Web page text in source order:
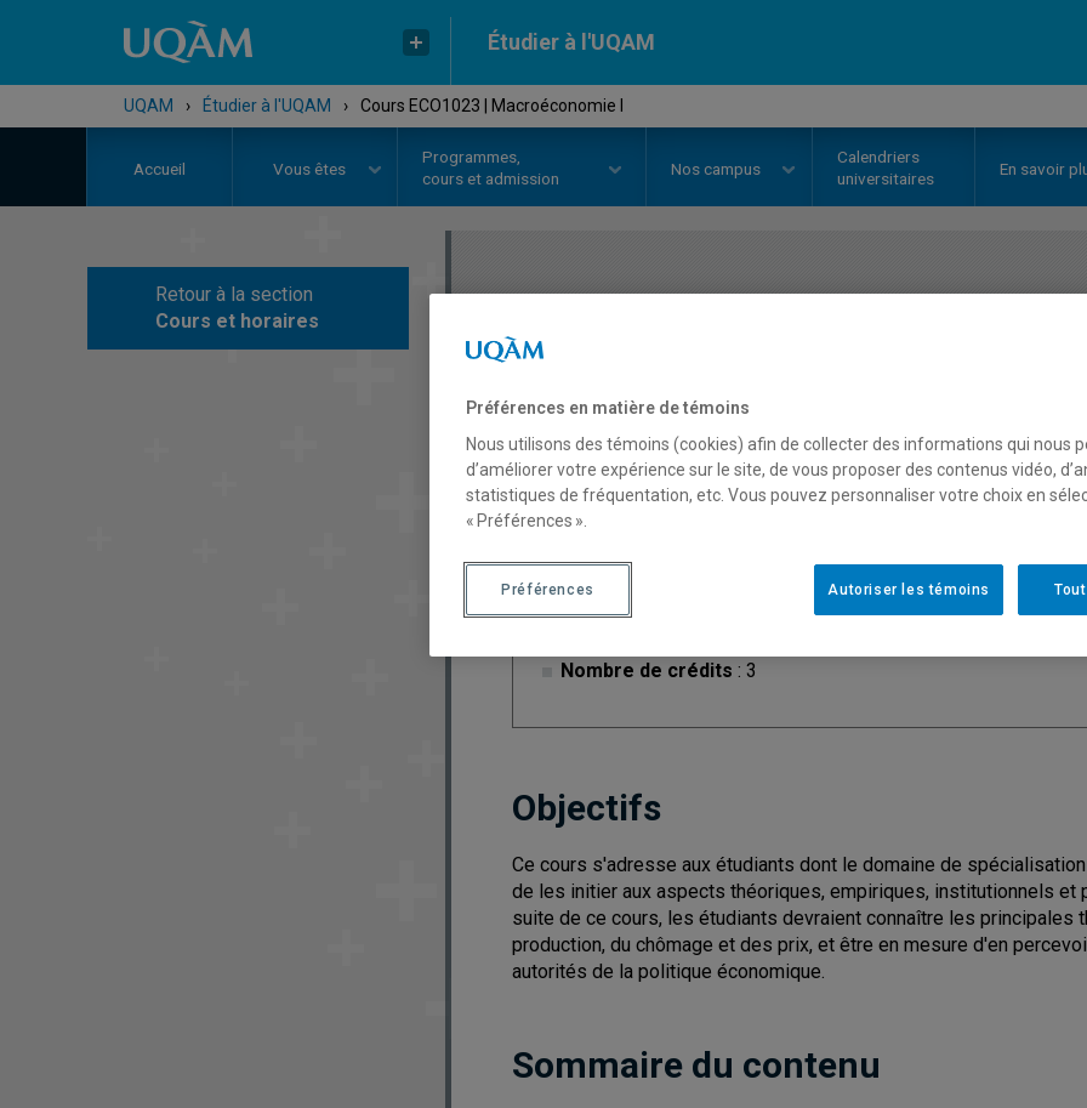
Étudier à l'UQAM
UQAM › Étudier à l'UQAM › Cours ECO1023 | Macroéconomie I
Accueil Vous êtes
Programmes,
cours et admission
Nos campus
Calendriers
universitaires
En savoir
Retour à la section
Cours et horaires
Description
Cycle
Type de cours
Nombre de crédits : 3
Objectifs
Ce cours s'adresse aux étudiants dont le domaine de
de les initier aux aspects théoriques, empiriques, institutionnels et
suite de ce cours, les étudiants devraient connaître les
production, du chômage et des prix, et être en mesure d'en
autorités de la politique économique.
Sommaire du contenu
Préférences en matière de témoins
Nous utilisons des témoins (cookies) afin de collecter des informations qui nous
d’améliorer votre expérience sur le site, de vous proposer des contenus vidéo,
statistiques de fréquentation, etc. Vous pouvez personnaliser votre choix en
« Préférences ».
Autoriser les témoins
Préférences